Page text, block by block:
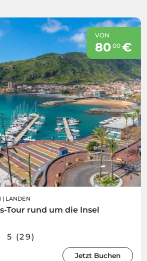
VON
80 00€
| LANDEN
Tour rund um die Insel
5 (29)
Jetzt Buchen